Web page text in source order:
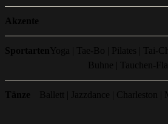
Akzente
Sportarten Yoga | Tae-Bo | Pilates | Tai-
Buhne | Tauchen-
Tänze
Ballett | Jazzdance | Charleston